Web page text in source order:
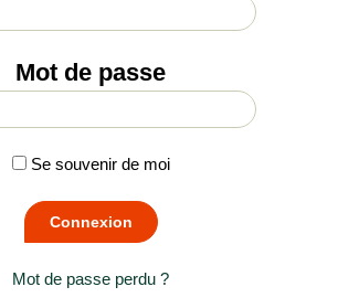
Mot de passe
Se souvenir de moi
Mot de passe perdu ?